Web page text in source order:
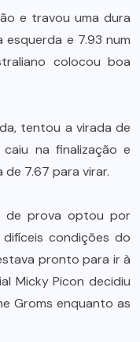
e travou uma dura
esquerda e 7.93 num
colocou boa
tentou a virada de
na finalização e
7.67 para virar.
de prova optou por
condições do
pronto para ir à
Micky Picon decidiu
Groms enquanto as